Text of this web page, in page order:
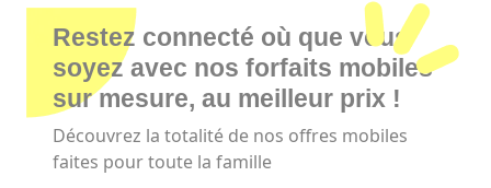
Restez connecté où que vous
soyez avec nos forfaits mobiles
sur mesure, au meilleur prix !
Découvrez la totalité de nos offres mobiles
faites pour toute la famille